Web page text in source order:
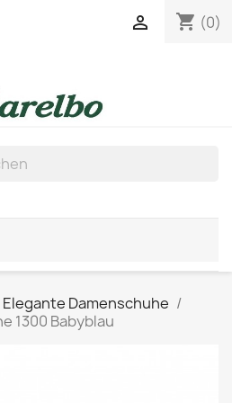
shopping_cart (0)

Elegante Damenschuhe
1300 Babyblau